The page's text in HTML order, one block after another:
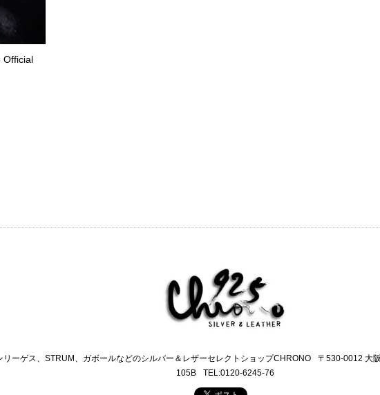
Official
リーゲス、STRUM、ガボールなどのシルバー＆レザーセレクトショップCHRONO
〒530-0012 大
105B
TEL:0120-6245-76